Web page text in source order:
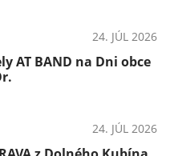
24. JÚL 2026
AT BAND na Dni obce
24. JÚL 2026